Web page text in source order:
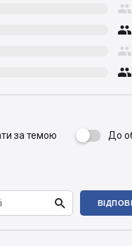




за темою  До
